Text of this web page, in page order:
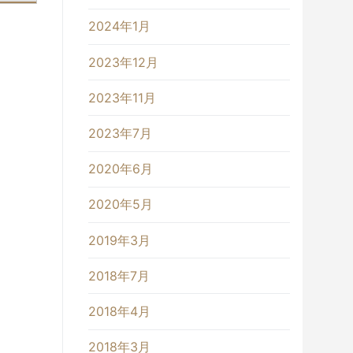
2024年1月
2023年12月
2023年11月
2023年7月
2020年6月
2020年5月
2019年3月
2018年7月
2018年4月
2018年3月